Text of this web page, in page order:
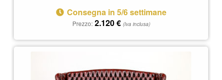
Consegna in 5/6 settimane
Prezzo: 2.120€ (Iva inclusa)